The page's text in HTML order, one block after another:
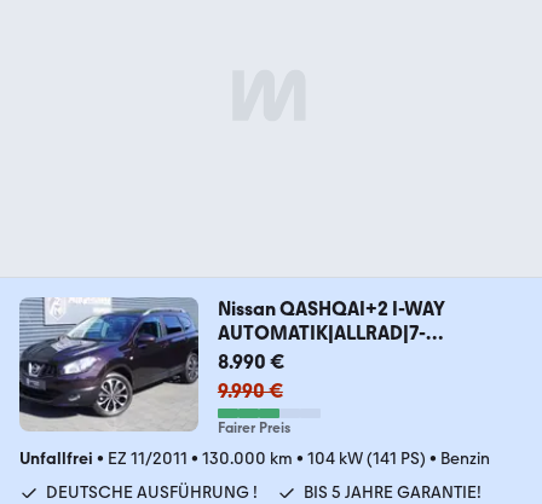
Nissan QASHQAI+2 I-WAY
AUTOMATIK|ALLRAD|7-
SITZER|NAVI
8.990 €
9.990 €
Fairer Preis
Unfallfrei • EZ 11/2011 • 130.000 km • 104 kW (141 PS) • Benzin
DEUTSCHE AUSFÜHRUNG !
BIS 5 JAHRE GARANTIE!